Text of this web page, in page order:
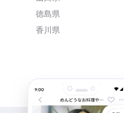
徳島県
香川県